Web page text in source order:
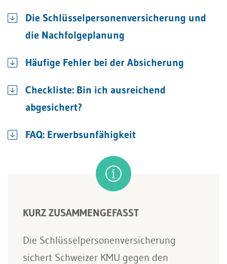
Die Schlüsselpersonenversicherung und
die Nachfolgeplanung
Häufige Fehler bei der Absicherung
Checkliste: Bin ich ausreichend
abgesichert?
FAQ: Erwerbsunfähigkeit
KURZ ZUSAMMENGEFASST
Die Schlüsselpersonenversicherung
sichert Schweizer KMU gegen den